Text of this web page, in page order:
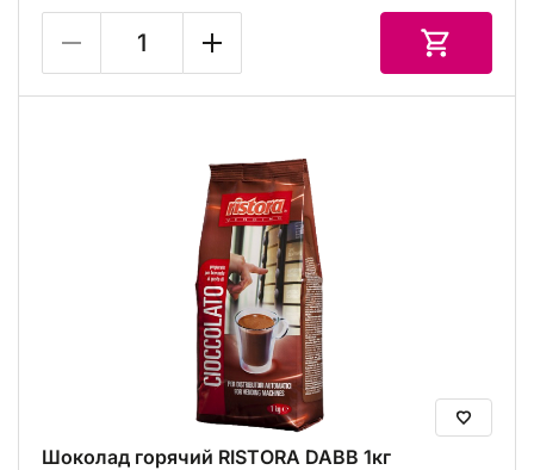
Шоколад горячий RISTORA DABB 1кг